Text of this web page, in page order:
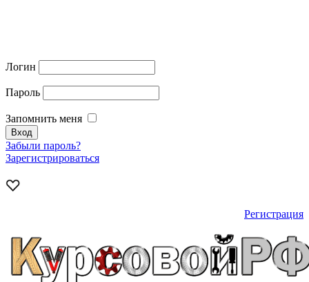
Логин
Пароль
Запомнить меня
Забыли пароль?
Зарегистрироваться
Регистрация